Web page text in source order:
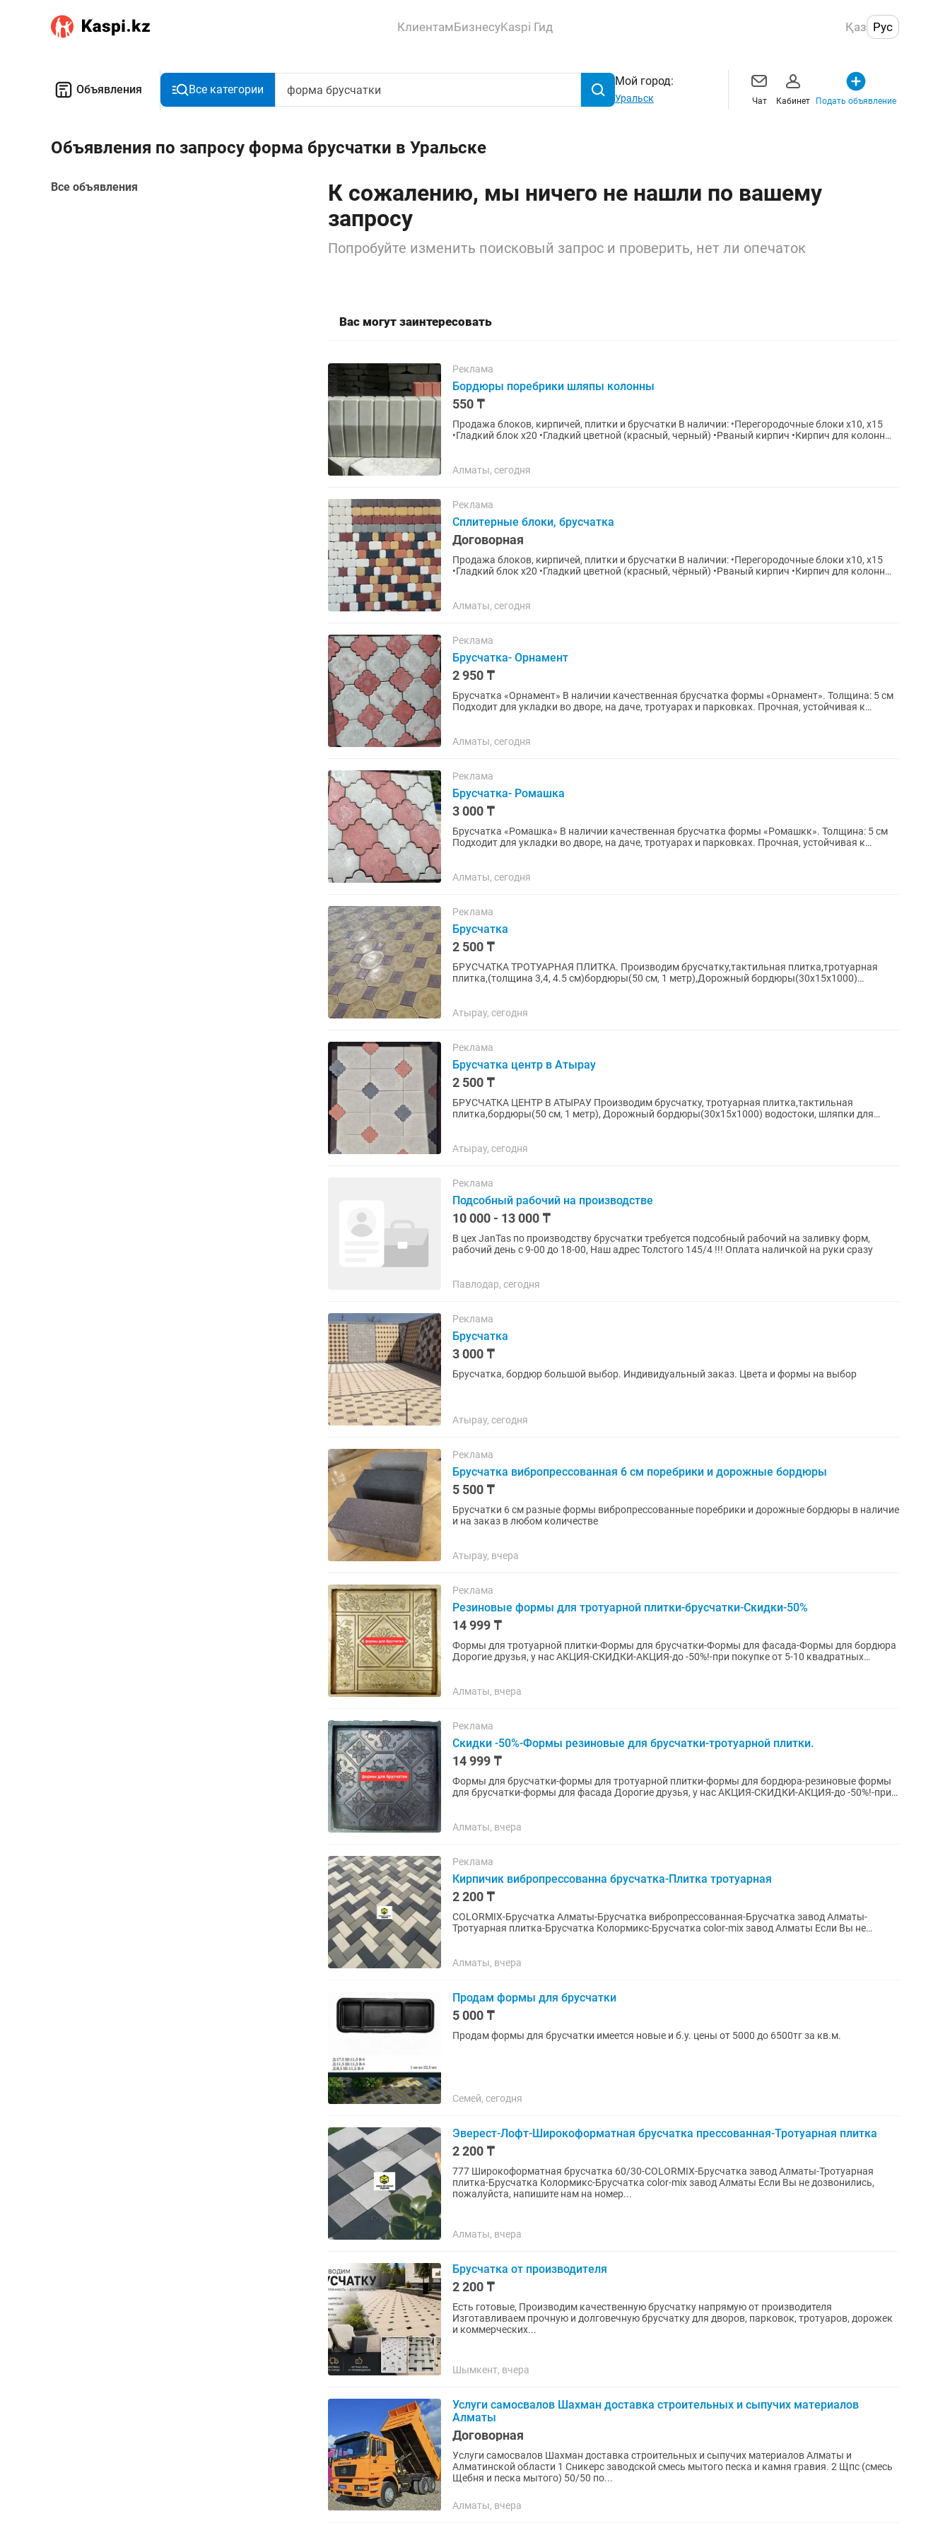
КлиентамБизнесуKaspi Гид Қаз Рус
Объявления Все категории
Мой город:
Уральск Чат Кабинет Подать объявление
Объявления по запросу форма брусчатки в Уральске
Все объявления
К сожалению, мы ничего не нашли по вашему
запросу
Попробуйте изменить поисковый запрос и проверить, нет ли опечаток
Вас могут заинтересовать
Реклама
Бордюры поребрики шляпы колонны
550 ₸
Продажа блоков, кирпичей, плитки и брусчатки В наличии: •Перегородочные блоки х10, х15
•Гладкий блок х20 •Гладкий цветной (красный, черный) •Рваный кирпич •Кирпич для колонн
Алматы, сегодня
Реклама
Сплитерные блоки, брусчатка
Договорная
Продажа блоков, кирпичей, плитки и брусчатки В наличии: •Перегородочные блоки х10, х15
•Гладкий блок х20 •Гладкий цветной (красный, чёрный) •Рваный кирпич •Кирпич для колонн
Алматы, сегодня
Реклама
Брусчатка- Орнамент
2 950 ₸
Брусчатка «Орнамент» В наличии качественная брусчатка формы «Орнамент». Толщина: 5 см
Подходит для укладки во дворе, на даче, тротуарах и парковках. Прочная, устойчивая к
Алматы, сегодня
Реклама
Брусчатка- Ромашка
3 000 ₸
Брусчатка «Ромашка» В наличии качественная брусчатка формы «Ромашкк». Толщина: 5 см
Подходит для укладки во дворе, на даче, тротуарах и парковках. Прочная, устойчивая к
Алматы, сегодня
Реклама
Брусчатка
2 500 ₸
БРУСЧАТКА ТРОТУАРНАЯ ПЛИТКА. Производим бpусчатку,тактильная плитка,тротуарная
плитка,(толщина 3,4, 4.5 см)бордюры(50 см, 1 метр),Дорожный бордюры(30х15х1000)
Атырау, сегодня
Реклама
Брусчатка центр в Атырау
2 500 ₸
БРУСЧАТКА ЦЕНТР В АТЫРАУ Производим бpусчатку, тротуарная плитка,тактильная
плитка,бордюры(50 см, 1 метр), Дорожный бордюры(30х15х1000) водостоки, шляпки для
Атырау, сегодня
Реклама
Подсобный рабочий на производстве
10 000 - 13 000 ₸
В цех JanTas по производству брусчатки требуется подсобный рабочий на заливку форм,
рабочий день с 9-00 до 18-00, Наш адрес Толстого 145/4 !!! Оплата наличкой на руки сразу
Павлодар, сегодня
Реклама
Брусчатка
3 000 ₸
Брусчатка, бордюр большой выбор. Индивидуальный заказ. Цвета и формы на выбор
Атырау, сегодня
Реклама
Брусчатка вибропрессованная 6 см поребрики и дорожные бордюры
5 500 ₸
Брусчатки 6 см разные формы вибропрессованные поребрики и дорожные бордюры в наличие
и на заказ в любом количестве
Атырау, вчера
Реклама
Резиновые формы для тротуарной плитки-брусчатки-Скидки-50%
14 999 ₸
Формы для тротуарной плитки-Формы для брусчатки-Формы для фасада-Формы для бордюра
Дорогие друзья, у нас АКЦИЯ-СКИДКИ-АКЦИЯ-до -50%!-при покупке от 5-10 квадратных
Алматы, вчера
Реклама
Скидки -50%-Формы резиновые для брусчатки-тротуарной плитки.
14 999 ₸
Формы для брусчатки-формы для тротуарной плитки-формы для бордюра-резиновые формы
для брусчатки-формы для фасада Дорогие друзья, у нас АКЦИЯ-СКИДКИ-АКЦИЯ-до -50%!-при
Алматы, вчера
Реклама
Кирпичик вибропрессованна брусчатка-Плитка тротуарная
2 200 ₸
СОLORMIX-Брусчатка Алматы-Брусчатка вибропрессованная-Брусчатка завод Алматы-
Тротуарная плитка-Брусчатка Колормикс-Брусчатка color-mix завод Алматы Если Вы не
Алматы, вчера
Продам формы для брусчатки
5 000 ₸
Продам формы для брусчатки имеется новые и б.у. цены от 5000 до 6500тг за кв.м.
Семей, сегодня
Эверест-Лофт-Широкоформатная брусчатка прессованная-Тротуарная плитка
2 200 ₸
777 Широкоформатная брусчатка 60/30-СОLORMIX-Брусчатка завод Алматы-Тротуарная
плитка-Брусчатка Колормикс-Брусчатка color-mix завод Алматы Если Вы не дозвонились,
пожалуйста, напишите нам на номер...
Алматы, вчера
Брусчатка от производителя
2 200 ₸
Есть готовые, Производим качественную брусчатку напрямую от производителя
Изготавливаем прочную и долговечную брусчатку для дворов, парковок, тротуаров, дорожек
и коммерческих...
Шымкент, вчера
Услуги самосвалов Шахман доставка строительных и сыпучих материалов
Алматы
Договорная
Услуги самосвалов Шахман доставка строительных и сыпучих материалов Алматы и
Алматинской области 1 Сникерс заводской смесь мытого песка и камня гравия. 2 Щпс (смесь
Щебня и песка мытого) 50/50 по...
Алматы, вчера